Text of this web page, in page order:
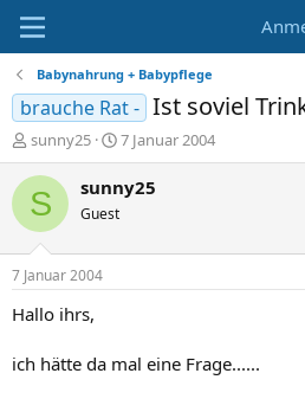
Babynahrung + Babypflege
brauche Rat - Ist soviel
E
r
s
t
e
r
sunny25
E
r
s
t
t
7 Januar 2004
S sunny25
Guest
7 Januar 2004
Hallo ihrs,
ich hätte da mal eine Frage......